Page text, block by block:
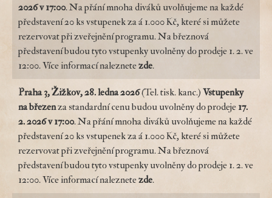
2026 v 17:00. Na přání mnoha diváků uvolňujeme na každé
představení 20 ks vstupenek za á 1.000 Kč, které si můžete
rezervovat při zveřejnění programu. Na březnová
představení budou tyto vstupenky uvolněny do prodeje 1. 2. ve
12:00. Více informací naleznetezde.
Praha 3, Žižkov, 28. ledna 2026(Tel. tisk. kanc.) Vstupenky
nabřezenza standardní cenu budou uvolněny do prodeje 17.
2. 2026 v 17:00. Na přání mnoha diváků uvolňujeme na každé
představení 20 ks vstupenek za á 1.000 Kč, které si můžete
rezervovat při zveřejnění programu. Na březnová
představení budou tyto vstupenky uvolněny do prodeje 1. 2. ve
12:00. Více informací naleznetezde.